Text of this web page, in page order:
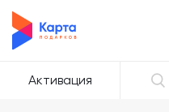
Активация